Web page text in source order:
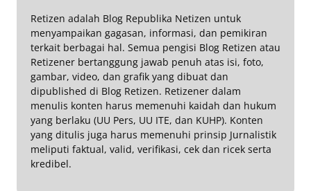
Retizen adalah Blog Republika Netizen untuk
menyampaikan gagasan, informasi, dan pemikiran
terkait berbagai hal. Semua pengisi Blog Retizen atau
Retizener bertanggung jawab penuh atas isi, foto,
gambar, video, dan grafik yang dibuat dan
dipublished di Blog Retizen. Retizener dalam
menulis konten harus memenuhi kaidah dan hukum
yang berlaku (UU Pers, UU ITE, dan KUHP). Konten
yang ditulis juga harus memenuhi prinsip Jurnalistik
meliputi faktual, valid, verifikasi, cek dan ricek serta
kredibel.